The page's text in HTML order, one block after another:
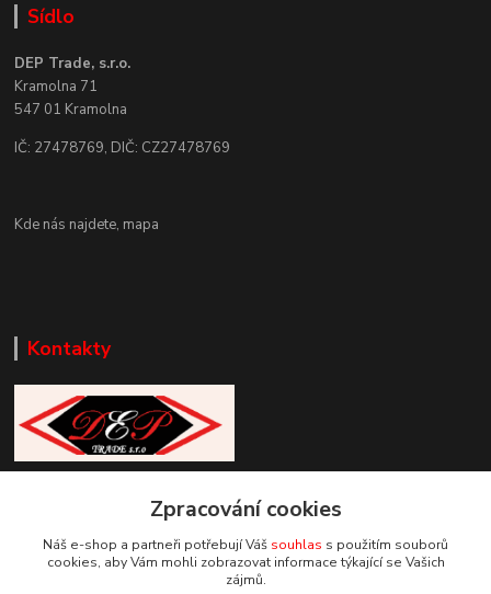
Sídlo
DEP Trade, s.r.o.
Kramolna 71
547 01 Kramolna
IČ: 27478769, DIČ: CZ27478769
Kde nás najdete, mapa
Kontakty
+420 777 085 857
info@deptrade.cz
Zpracování cookies
Náš e-shop a partneři potřebují Váš souhlas s použitím souborů
cookies, aby Vám mohli zobrazovat informace týkající se Vašich
zájmů.